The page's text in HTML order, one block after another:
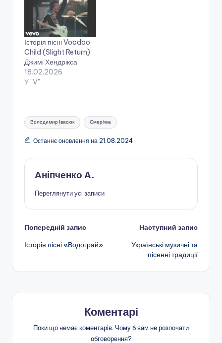
Історія пісні Voodoo
Child (Slight Return)
Джимі Хендрікса
18.02.2026
У "V"
Позначки:
Володимир Івасюк Смерічка
Останнє оновлення на 21.08.2024
Аніпченко А.
Переглянути усі записи
Навігація
по
запису
Попередній запис
Історія пісні «Водограй»
Наступний запис
Українські музичні та
пісенні традиції
Коментарі
Поки що немає коментарів. Чому б вам не розпочати
обговорення?